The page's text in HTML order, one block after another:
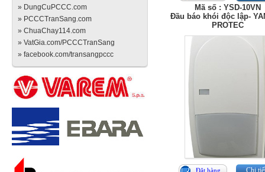
» DungCuPCCC.com
» PCCCTranSang.com
» ChuaChay114.com
» VatGia.com/PCCCTranSang
» facebook.com/transangpccc
Mã số : YSD-10VN
Đầu báo khói độc lập-
PROTEC
Đặt hàng Chi